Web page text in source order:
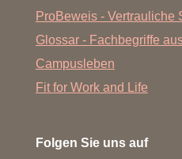
ProBeweis - Vertrauliche
Glossar - Fachbegriffe
Campusleben
Fit for Work and Life
Folgen Sie uns auf